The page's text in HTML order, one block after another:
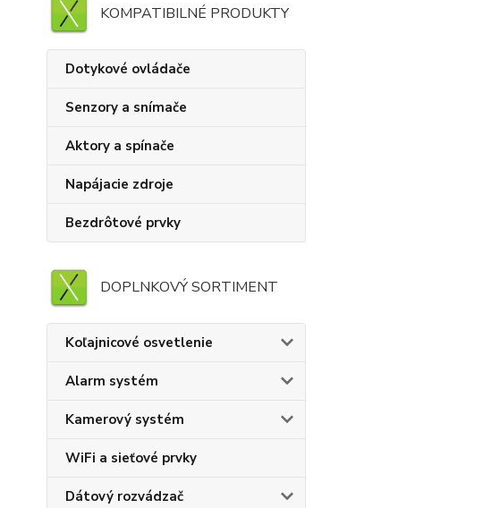
KOMPATIBILNÉ PRODUKTY
Dotykové ovládače
Senzory a snímače
Aktory a spínače
Napájacie zdroje
Bezdrôtové prvky
DOPLNKOVÝ SORTIMENT
Koľajnicové osvetlenie
Alarm systém
Kamerový systém
WiFi a sieťové prvky
Dátový rozvádzač